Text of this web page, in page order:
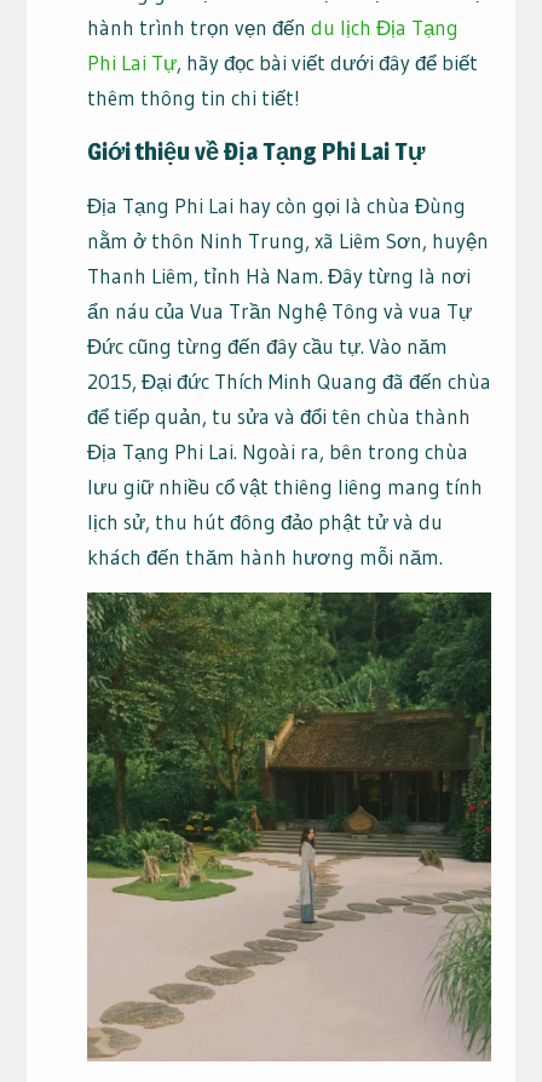
hành trình trọn vẹn đến du lịch Địa Tạng
Phi Lai Tự, hãy đọc bài viết dưới đây để biết
thêm thông tin chi tiết!
Giới thiệu về Địa Tạng Phi Lai Tự
Địa Tạng Phi Lai hay còn gọi là chùa Đùng
nằm ở thôn Ninh Trung, xã Liêm Sơn, huyện
Thanh Liêm, tỉnh Hà Nam. Đây từng là nơi
ẩn náu của Vua Trần Nghệ Tông và vua Tự
Đức cũng từng đến đây cầu tự. Vào năm
2015, Đại đức Thích Minh Quang đã đến chùa
để tiếp quản, tu sửa và đổi tên chùa thành
Địa Tạng Phi Lai. Ngoài ra, bên trong chùa
lưu giữ nhiều cổ vật thiêng liêng mang tính
lịch sử, thu hút đông đảo phật tử và du
khách đến thăm hành hương mỗi năm.